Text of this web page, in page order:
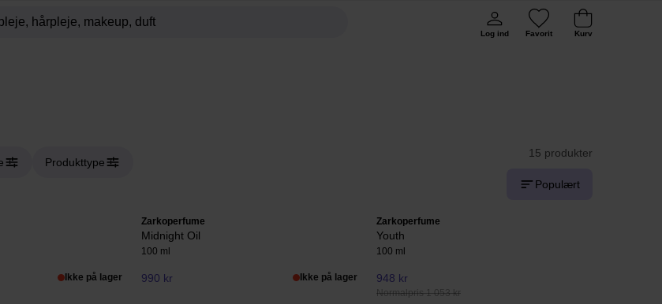
Log ind Favorit Kurv
Produkttype
15 produkter
Populært
Ikke på lager
Zarkoperfume
Midnight Oil
100 ml
990 kr Ikke på lager
Zarkoperfume
Youth
100 ml
948 kr
Normalpris 1 053 kr